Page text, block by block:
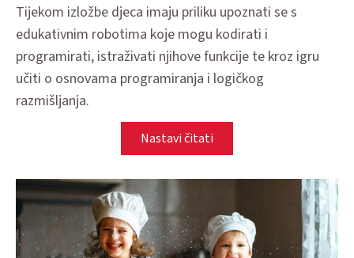
Tijekom izložbe djeca imaju priliku upoznati se s
edukativnim robotima koje mogu kodirati i
programirati, istraživati njihove funkcije te kroz igru
učiti o osnovama programiranja i logičkog
razmišljanja.
Nastavi čitati